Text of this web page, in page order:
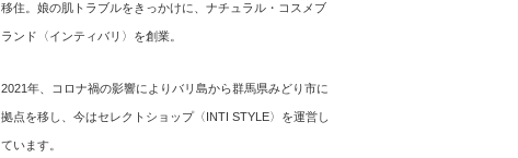
移住。娘の肌トラブルをきっかけに、ナチュラル・コスメブ
ランド〈インティバリ〉を創業。
2021年、コロナ禍の影響によりバリ島から群馬県みどり市に
拠点を移し、今はセレクトショップ〈INTI STYLE〉を運営し
ています。